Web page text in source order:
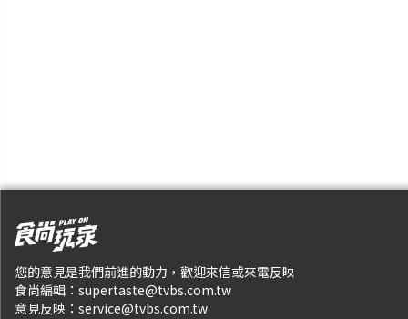
您的意見是我們前進的動力，歡迎來信或來電反映
食尚編輯： supertaste@tvbs.com.tw
意見反映： service@tvbs.com.tw